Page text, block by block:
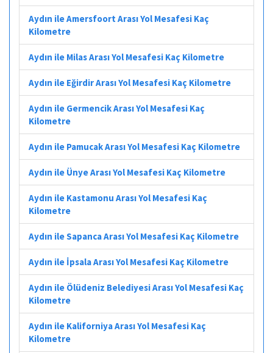
Aydın ile Amersfoort Arası Yol Mesafesi Kaç
Kilometre
Aydın ile Milas Arası Yol Mesafesi Kaç Kilometre
Aydın ile Eğirdir Arası Yol Mesafesi Kaç Kilometre
Aydın ile Germencik Arası Yol Mesafesi Kaç
Kilometre
Aydın ile Pamucak Arası Yol Mesafesi Kaç Kilometre
Aydın ile Ünye Arası Yol Mesafesi Kaç Kilometre
Aydın ile Kastamonu Arası Yol Mesafesi Kaç
Kilometre
Aydın ile Sapanca Arası Yol Mesafesi Kaç Kilometre
Aydın ile İpsala Arası Yol Mesafesi Kaç Kilometre
Aydın ile Ölüdeniz Belediyesi Arası Yol Mesafesi Kaç
Kilometre
Aydın ile Kaliforniya Arası Yol Mesafesi Kaç
Kilometre